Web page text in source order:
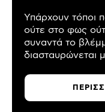
Υπάρχουν τόποι
ούτε στο φως
συναντά το
διασταυρώνεται